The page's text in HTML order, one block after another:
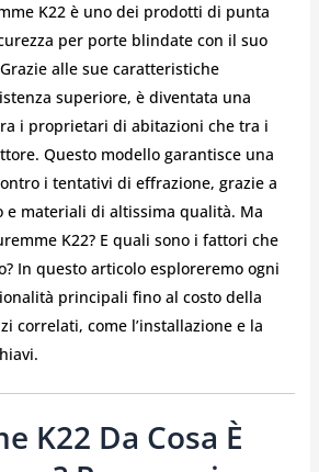
K22 è uno dei prodotti di punta
per porte blindate con il suo
alle sue caratteristiche
superiore, è diventata una
i proprietari di abitazioni che tra i
Questo modello garantisce una
i tentativi di effrazione, grazie a
e materiali di altissima qualità. Ma
K22? E quali sono i fattori che
In questo articolo esploreremo ogni
principali fino al costo della
correlati, come l’installazione e la
K22 Da Cosa È